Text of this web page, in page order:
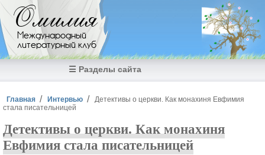
Перейти к основному содержанию
Омилия
Международный
литературный клуб
☰ Разделы сайта
Вы здесь
Главная Интервью
Детективы о церкви. Как монахиня Евфимия
стала писательницей
Детективы о церкви. Как монахиня
Евфимия стала писательницей